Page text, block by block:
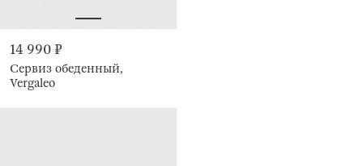
14 990 ₽
Сервиз обеденный,
Vergaleo